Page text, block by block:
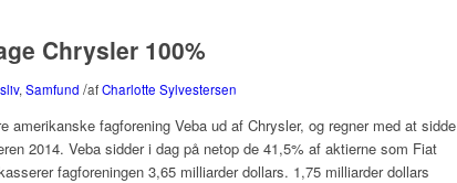
Chrysler 100%
, Samfund /afCharlotte Sylvestersen
amerikanske fagforening Veba ud af Chrysler, og regner med at sidde
2014. Veba sidder i dag på netop de 41,5% af aktierne som Fiat
fagforeningen 3,65 milliarder dollars. 1,75 milliarder dollars